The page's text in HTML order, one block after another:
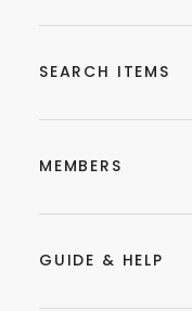
SEARCH ITEMS
MEMBERS
GUIDE & HELP